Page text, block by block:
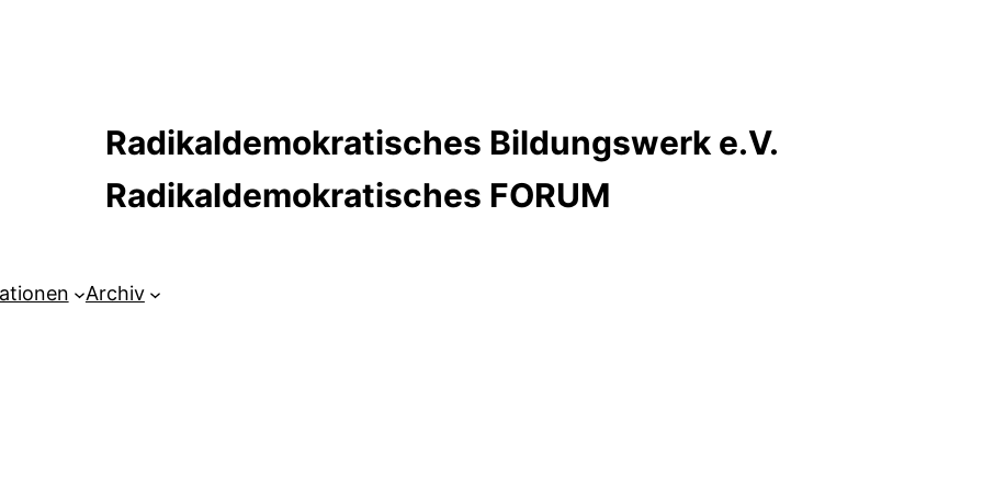
Radikaldemokratisches Bildungswerk e.V.
Radikaldemokratisches FORUM
Archiv